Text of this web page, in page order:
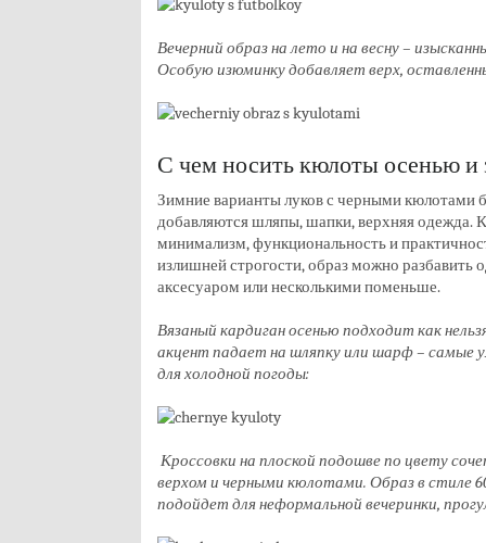
Вечерний образ на лето и на весну –
Особую изюминку добавляет верх,
С чем носить кюлоты осенью и
Зимние варианты луков с черными кюлотами
добавляются шляпы, шапки, верхняя одежда.
минимализм, функциональность и
излишней строгости, образ можно разбавить
аксесуаром или несколькими поменьше.
Вязаный кардиган осенью подходит как
акцент падает на шляпку или шарф – самые
для холодной погоды:
Кроссовки на плоской подошве по цвету
верхом и черными кюлотами. Образ в стиле
подойдет для неформальной вечеринки,